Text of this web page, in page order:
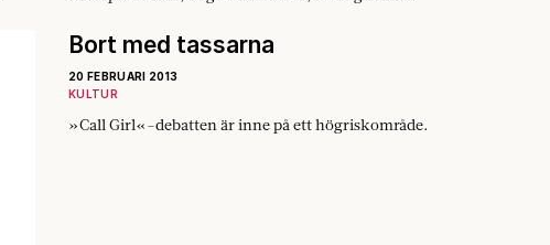
Bort med tassarna
20 FEBRUARI 2013
KULTUR
»Call Girl«-debatten är inne på ett högriskområde.